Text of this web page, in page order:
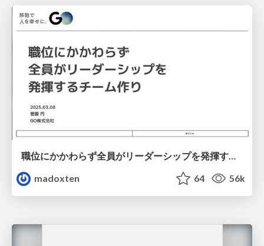
職位にかかわらず全員がリーダーシップを発揮するチーム作り / Building a team where everyone can demonstrate leadership regardless of position
madoxten
64 56k